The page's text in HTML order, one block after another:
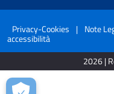
Privacy-Cookies | Note
accessibilità
2026 |